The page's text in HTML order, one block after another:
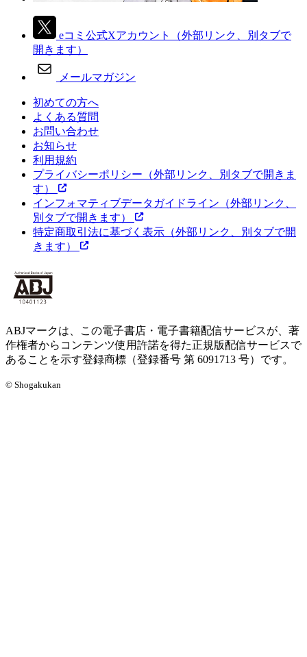
eコミ公式Xアカウント
（外部リンク、別タブで
開きます）
メールマガジン
初めての方へ
よくある質問
お問い合わせ
お知らせ
利用規約
プライバシーポリシー （外部リンク、別タブで開きま
す）
インフォマティブデータガイドライン （外部リンク、
別タブで開きます）
特定商取引法に基づく表示 （外部リンク、別タブで開
きます）
ABJマークは、この電子書店・電子書籍配信サービスが、著
作権者からコンテンツ使用許諾を得た正規版配信サービスで
あることを示す登録商標（登録番号 第 6091713 号）です。
© Shogakukan